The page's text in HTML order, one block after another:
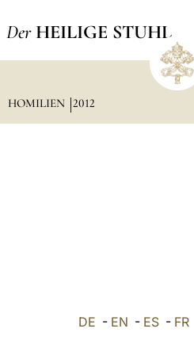
Der HEILIGE STUHL
HOMILIEN 2012
DE - EN - ES - FR